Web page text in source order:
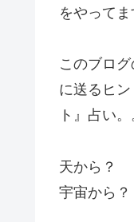
をやってま
このブログ
に送るヒ
ト』占い
天から？
宇宙から？